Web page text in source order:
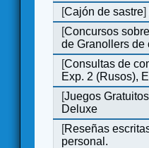
[Cajón de sastre]
[Concursos
de Granollers de
[Consultas de
Exp. 2 (Rusos),
[Juegos
Deluxe
[Reseñas
personal.